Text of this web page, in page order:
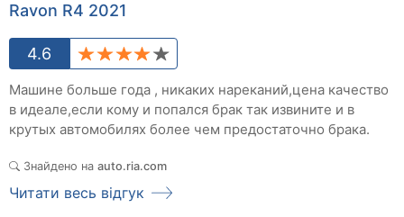
Ravon R4 2021
4.6
Машине больше года , никаких нареканий,цена качество
в идеале,если кому и попался брак так извините и в
крутых автомобилях более чем предостаточно брака.
Знайдено на auto.ria.com
Читати весь відгук